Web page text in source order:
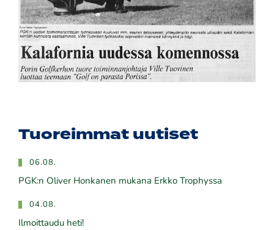
Tuoreimmat uutiset
06.08.
PGK:n Oliver Honkanen mukana Erkko Trophyssa
04.08.
Ilmoittaudu heti!